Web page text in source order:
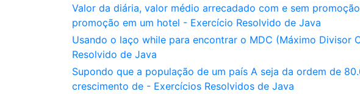
Valor da diária, valor médio arrecadado com e sem
promoção em um hotel - Exercício Resolvido de Java
Usando o laço while para encontrar o MDC (Máximo Divisor
Resolvido de Java
Supondo que a população de um país A seja da ordem de
crescimento de - Exercícios Resolvidos de Java